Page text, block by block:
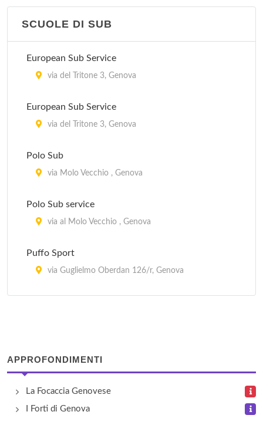
Sailor's Center Genova s.r.l.
SCUOLE DI SUB
European Sub Service
via del Tritone 3, Genova
European Sub Service
via del Tritone 3, Genova
Polo Sub
via Molo Vecchio , Genova
Polo Sub service
via al Molo Vecchio , Genova
Puffo Sport
via Guglielmo Oberdan 126/r, Genova
APPROFONDIMENTI
La Focaccia Genovese
I Forti di Genova